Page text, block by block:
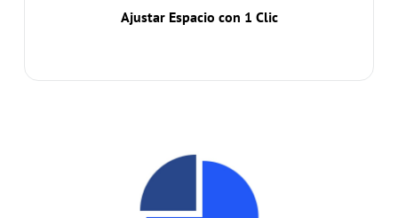
Ajustar Espacio con 1 Clic
optimizar el uso del almacenamiento con una